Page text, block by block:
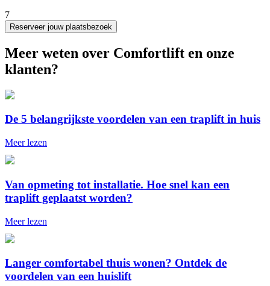
7
Reserveer jouw plaatsbezoek
Meer weten over Comfortlift en onze
klanten?
De 5 belangrijkste voordelen van een traplift in huis
Meer lezen
Van opmeting tot installatie. Hoe snel kan een
traplift geplaatst worden?
Meer lezen
Langer comfortabel thuis wonen? Ontdek de
voordelen van een huislift